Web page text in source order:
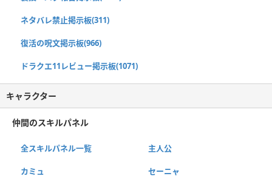
ネタバレ禁止掲示板(311)
復活の呪文掲示板(966)
ドラクエ11レビュー掲示板(1071)
キャラクター
仲間のスキルパネル
全スキルパネル一覧 主人公
カミュ セーニャ